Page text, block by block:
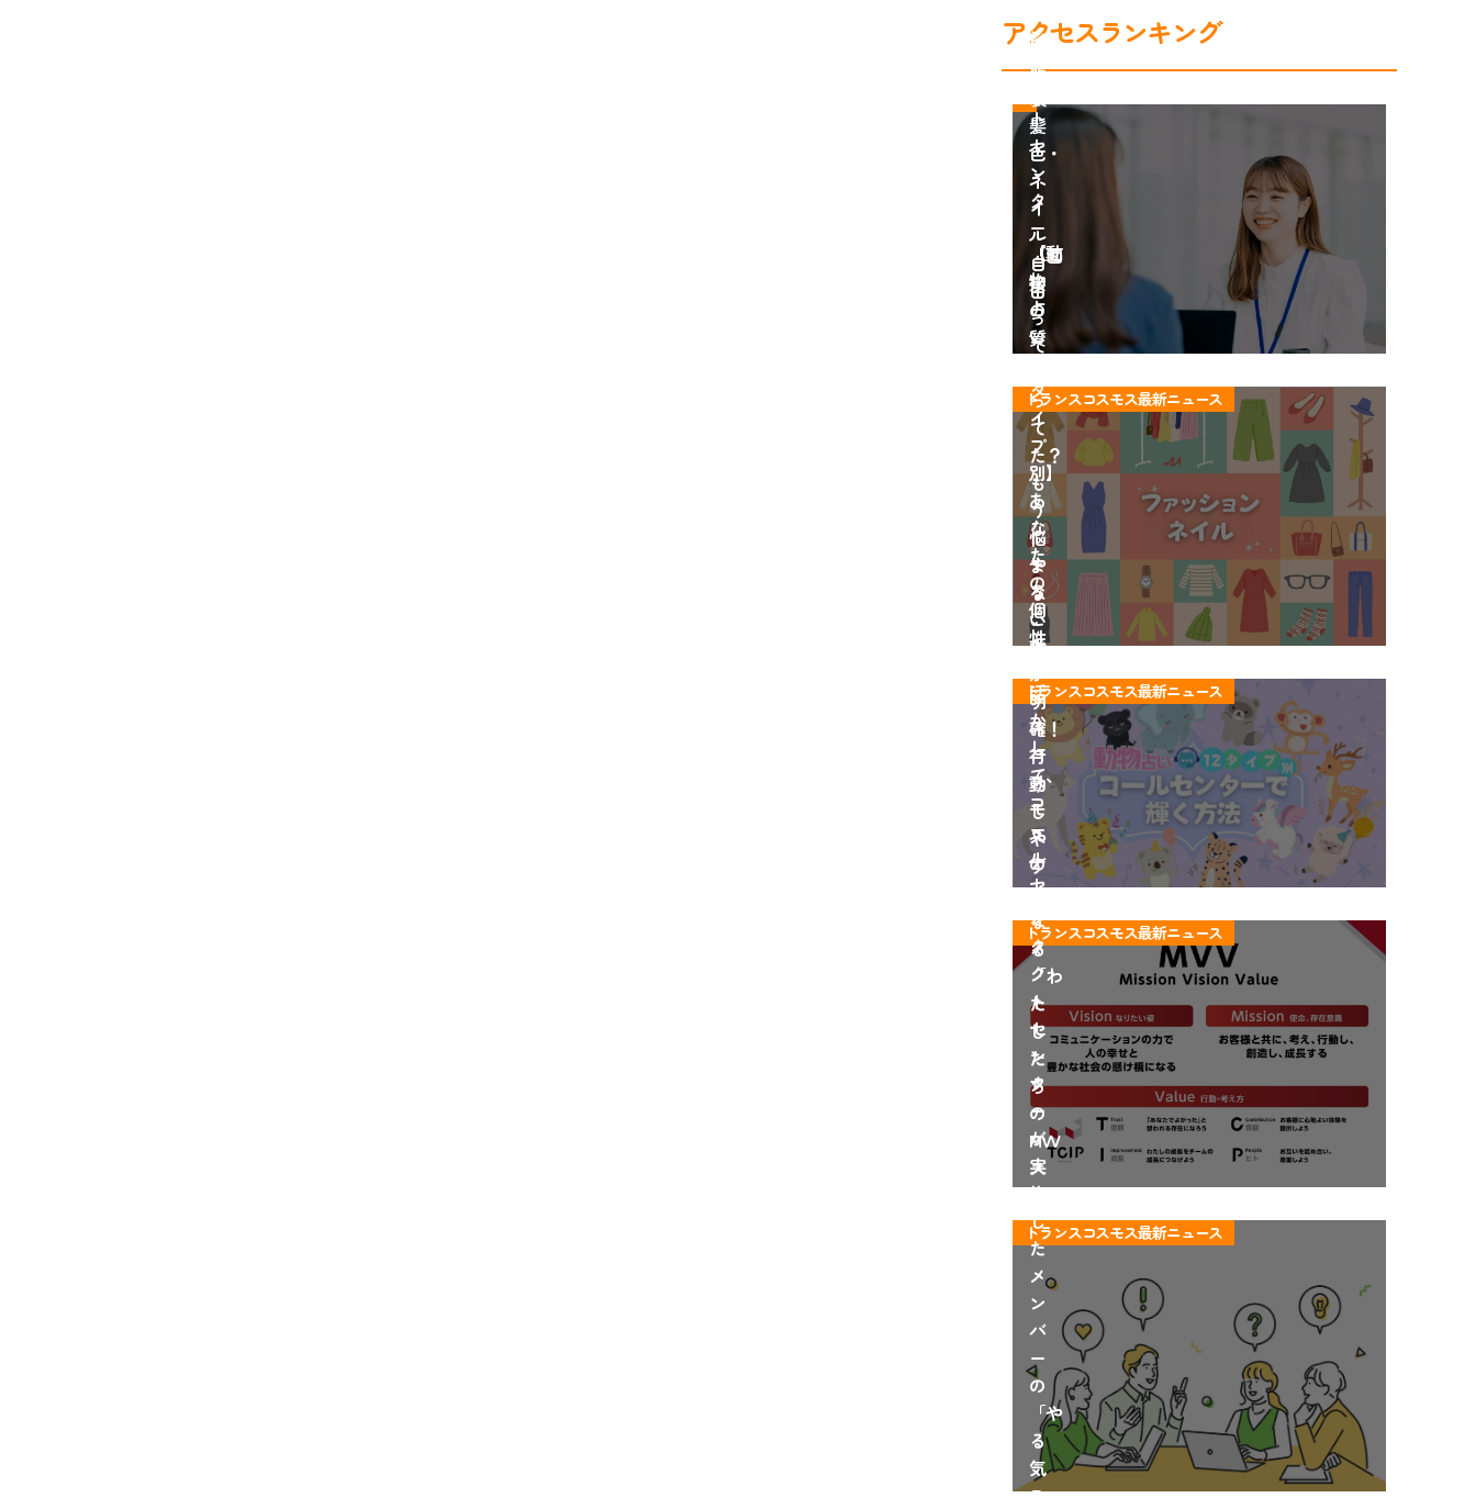
アクセスランキング
ン
タ
ト
セ
ン
タ
ー
「面
接
の
質
大
公
開」
トランスコスモス最新ニュース
ー
は
服
装・
髪
色・
ネ
イ
ル
自
由
っ
て
っ
て
た？
も
う
悩
ま
な
い
職
場
ス
タ
イ
ル
完
全
ガ
イ
ト
トランスコスモス最新ニュース
【動
物
占
い
12
タ
イ
プ
別】
あ
な
た
の
個
性
活
か
し
て、
コ
ー
ル
セ
タ
ー
で
輝
く
方
法
トランスコスモス最新ニュース
や
る
こ
と
が
明
確！
行
動
し
や
す
く
な
る
「わ
た
し
た
ち
の
MVV
ス
ト
ー
リ
ー」
トランスコスモス最新ニュース
ト
ン
ス
コ
ス
モ
ス
の
コ
ン
タ
ク
ト
セ
ン
タ
ー
が
実
施
し
た
メ
ン
バ
ー
の
「や
る
気
ス